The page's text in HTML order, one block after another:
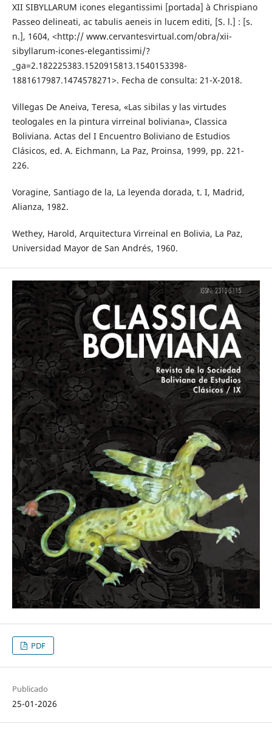
XII SIBYLLARUM icones elegantissimi [portada] à Chrispiano
Passeo delineati, ac tabulis aeneis in lucem editi, [S. l.] : [s.
n.], 1604, ˂http:// www.cervantesvirtual.com/obra/xii-
sibyllarum-icones-elegantissimi/?
_ga=2.182225383.1520915813.1540153398-
1881617987.1474578271˃. Fecha de consulta: 21-X-2018.
Villegas De Aneiva, Teresa, «Las sibilas y las virtudes
teologales en la pintura virreinal boliviana», Classica
Boliviana. Actas del I Encuentro Boliviano de Estudios
Clásicos, ed. A. Eichmann, La Paz, Proinsa, 1999, pp. 221-
226.
Voragine, Santiago de la, La leyenda dorada, t. I, Madrid,
Alianza, 1982.
Wethey, Harold, Arquitectura Virreinal en Bolivia, La Paz,
Universidad Mayor de San Andrés, 1960.
PDF
Publicado
25-01-2026